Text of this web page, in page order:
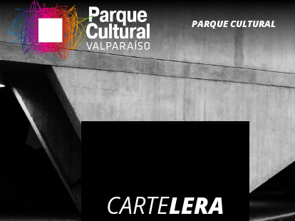
PARQUE CULTURAL
CARTELERA